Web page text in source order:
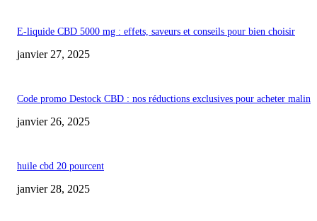
E-liquide CBD 5000 mg : effets, saveurs et conseils pour bien choisir
janvier 27, 2025
Code promo Destock CBD : nos réductions exclusives pour acheter malin
janvier 26, 2025
huile cbd 20 pourcent
janvier 28, 2025